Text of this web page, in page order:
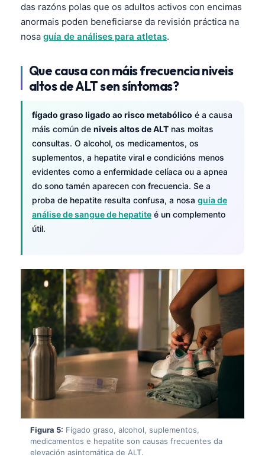
das razóns polas que os adultos activos con encimas
anormais poden beneficiarse da revisión práctica na
nosa guía de análises para atletas.
Que causa con máis frecuencia niveis
altos de ALT sen síntomas?
fígado graso ligado ao risco metabólico é a causa
máis común de niveis altos de ALT nas moitas
consultas. O alcohol, os medicamentos, os
suplementos, a hepatite viral e condicións menos
evidentes como a enfermidade celíaca ou a apnea
do sono tamén aparecen con frecuencia. Se a
proba de hepatite resulta confusa, a nosa guía de
análise de sangue de hepatite é un complemento
útil.
Figura 5: Fígado graso, alcohol, suplementos,
medicamentos e hepatite son causas frecuentes da
elevación asintomática de ALT.